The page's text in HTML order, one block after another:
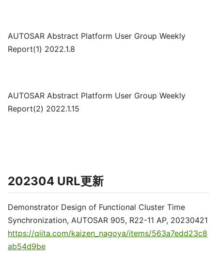
AUTOSAR Abstract Platform User Group Weekly
Report(1) 2022.1.8
AUTOSAR Abstract Platform User Group Weekly
Report(2) 2022.1.15
202304 URL更新
Demonstrator Design of Functional Cluster Time
Synchronization, AUTOSAR 905, R22-11 AP, 20230421
https://qiita.com/kaizen_nagoya/items/563a7edd23c8
ab54d9be